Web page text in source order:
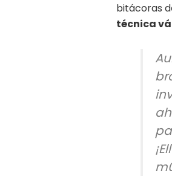
bitácoras
técnica